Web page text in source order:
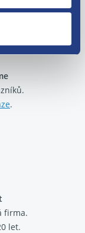
.
firma.
let.